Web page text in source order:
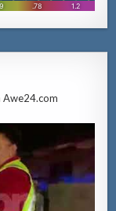
Awe24.com